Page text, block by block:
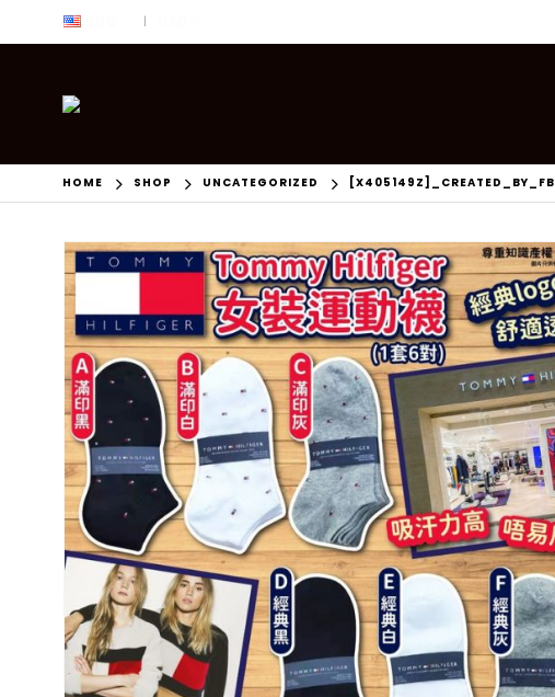
|
HOME SHOP UNCATEGORIZED [X405149Z]_CREATED_BY_FB